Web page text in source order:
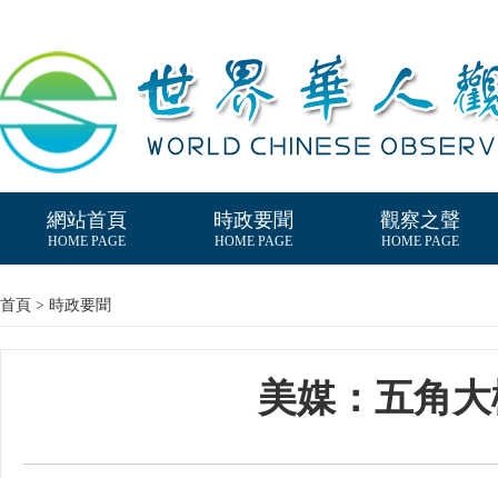
網站首頁
HOME PAGE
時政要聞
HOME PAGE
觀察之聲
HOME PAGE
首頁 > 時政要聞
美媒：五角